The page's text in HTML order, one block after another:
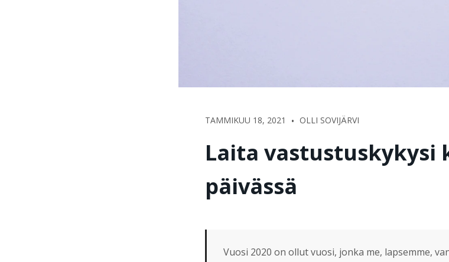
TAMMIKUU 18, 2021 • OLLI SOVIJÄRVI
Laita vastustuskykysi
päivässä
Vuosi 2020 on ollut vuosi, jonka me, lapsemme,